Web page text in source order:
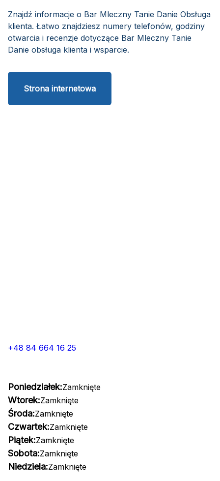
Znajdź informacje o Bar Mleczny Tanie Danie Obsługa
klienta. Łatwo znajdziesz numery telefonów, godziny
otwarcia i recenzje dotyczące Bar Mleczny Tanie
Danie obsługa klienta i wsparcie.
Strona internetowa
+48 84 664 16 25
Poniedziałek:Zamknięte
Wtorek:Zamknięte
Środa:Zamknięte
Czwartek:Zamknięte
Piątek:Zamknięte
Sobota:Zamknięte
Niedziela:Zamknięte